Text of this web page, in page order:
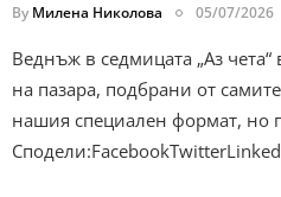
By Милена Николова 05/07/2026
Веднъж в седмицата „Аз
на пазара, подбрани от
нашия специален формат, но